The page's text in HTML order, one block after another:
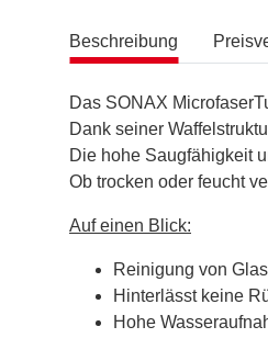
Beschreibung
Das SONAX
Dank seiner
Die hohe Saugfähigkeit
Ob trocken oder feucht
Auf einen Blick:
Reinigung von
Hinterlässt keine
Hohe